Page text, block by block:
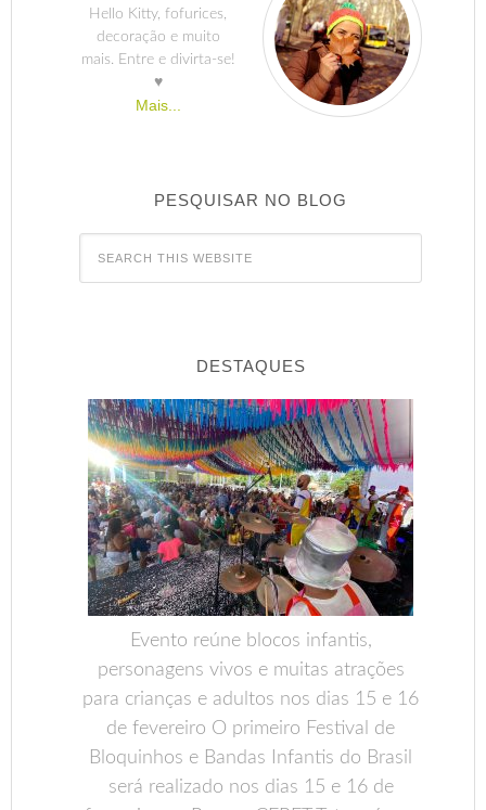
Hello Kitty, fofurices,
decoração e muito
mais. Entre e divirta-se!
♥
Mais...
PESQUISAR NO BLOG
DESTAQUES
Evento reúne blocos infantis,
personagens vivos e muitas atrações
para crianças e adultos nos dias 15 e 16
de fevereiro O primeiro Festival de
Bloquinhos e Bandas Infantis do Brasil
será realizado nos dias 15 e 16 de